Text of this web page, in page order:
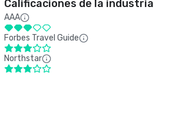
Calificaciones de la industria
AAA
Forbes Travel Guide
Northstar